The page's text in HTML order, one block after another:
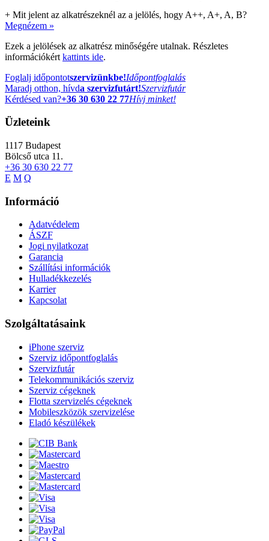
+ Mit jelent az alkatrészeknél az a jelölés, hogy A++, A+, A, B?
Megnézem »
Ezek a jelölések az alkatrész minőségére utalnak. Részletes
információkért kattints ide.
Foglalj időpontotszervizünkbe!Időpontfoglalás
Maradj otthon, hívda szervizfutárt!Szervizfutár
Kérdésed van?+36 30 630 22 77Hívj minket!
Üzleteink
1117 Budapest
Bölcső utca 11.
+36 30 630 22 77
E M Q
Információ
Adatvédelem
ÁSZF
Jogi nyilatkozat
Garancia
Szállítási információk
Hulladékkezelés
Karrier
Kapcsolat
Szolgáltatásaink
iPhone szerviz
Szerviz időpontfoglalás
Szervizfutár
Telekommunikációs szerviz
Szerviz cégeknek
Flotta szervizelés cégeknek
Mobileszközök szervizelése
Eladó készülékek